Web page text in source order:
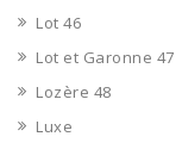
Lot 46
Lot et Garonne 47
Lozère 48
Luxe